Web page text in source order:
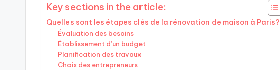
Key sections in the article:
Quelles sont les étapes clés de la rénovation de maison à Paris?
Évaluation des besoins
Établissement d’un budget
Planification des travaux
Choix des entrepreneurs